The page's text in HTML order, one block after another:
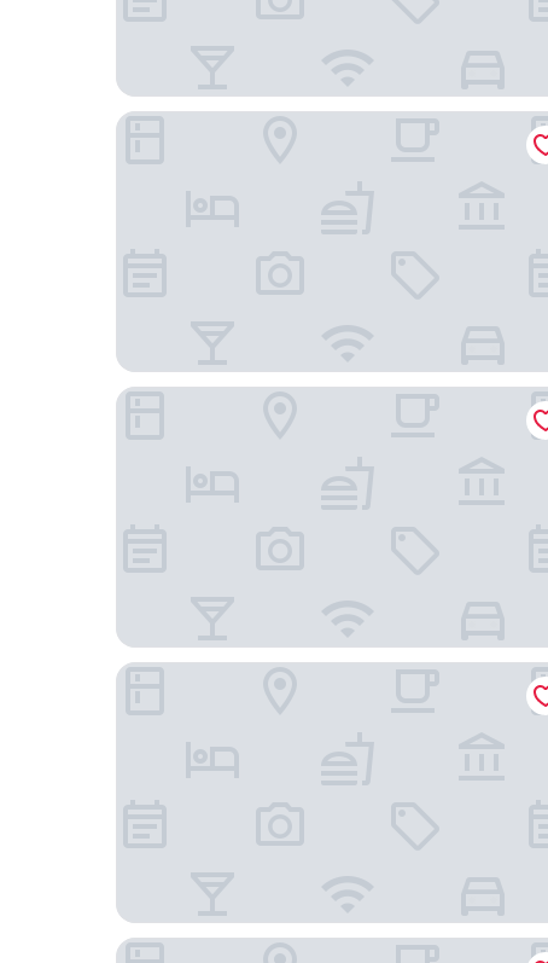
Seeds Hotel Shah Alam Seksyen 19
Laman Green The Boutique Hotel
Fumah Hotel Shah Alam
Goodhope Hotel Shah Alam